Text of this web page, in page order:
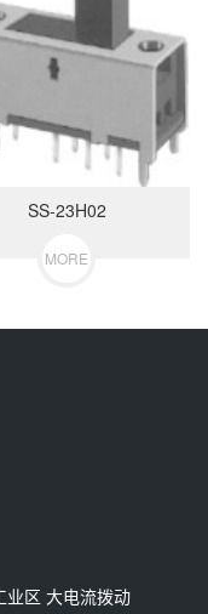
SS-23H02
MORE
业区 大电流拨动